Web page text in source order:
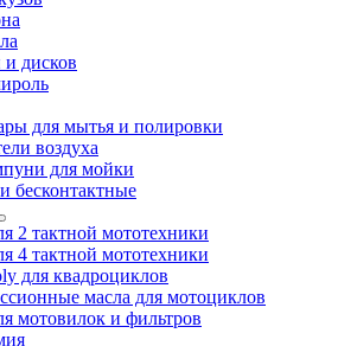
дисков
для мытья и полировки
воздуха
для мойки
бесконтактные
2 тактной мототехники
4 тактной мототехники
для квадроциклов
масла для мотоциклов
мотовилок и фильтров